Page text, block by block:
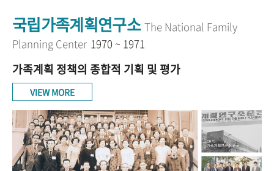
국립가족계획연구소 The National Family
Planning Center 1970 ~ 1971
가족계획 정책의 종합적 기획 및 평가
VIEW MORE